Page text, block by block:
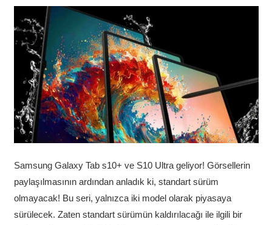
Samsung Galaxy Tab s10+ ve S10 Ultra geliyor! Görsellerin
paylaşılmasının ardından anladık ki, standart sürüm
olmayacak! Bu seri, yalnızca iki model olarak piyasaya
sürülecek. Zaten standart sürümün kaldırılacağı ile ilgili bir